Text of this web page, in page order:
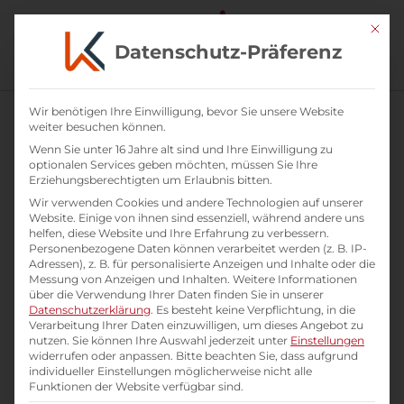
Führend mit Carpe verba!
Übersicht unserer Trainings
Mit
Datenschutz-Präferenz
Wir benötigen Ihre Einwilligung, bevor Sie unsere Website
weiter besuchen können.
Wenn Sie unter 16 Jahre alt sind und Ihre Einwilligung zu
optionalen Services geben möchten, müssen Sie Ihre
Erziehungsberechtigten um Erlaubnis bitten.
Wir verwenden Cookies und andere Technologien auf unserer
Website. Einige von ihnen sind essenziell, während andere uns
helfen, diese Website und Ihre Erfahrung zu verbessern.
Personenbezogene Daten können verarbeitet werden (z. B. IP-
Adressen), z. B. für personalisierte Anzeigen und Inhalte oder die
Messung von Anzeigen und Inhalten. Weitere Informationen
über die Verwendung Ihrer Daten finden Sie in unserer
Datenschutzerklärung. Es besteht keine Verpflichtung, in die
Verarbeitung Ihrer Daten einzuwilligen, um dieses Angebot zu
nutzen. Sie können Ihre Auswahl jederzeit unter Einstellungen
widerrufen oder anpassen. Bitte beachten Sie, dass aufgrund
individueller Einstellungen möglicherweise nicht alle
Funktionen der Website verfügbar sind.